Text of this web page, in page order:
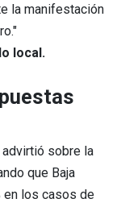
la manifestación
local.
advirtió sobre la
que Baja
en los casos de